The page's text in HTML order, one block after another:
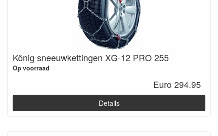
König sneeuwkettingen XG-12 PRO 255
Op voorraad
Euro 294.95
Details